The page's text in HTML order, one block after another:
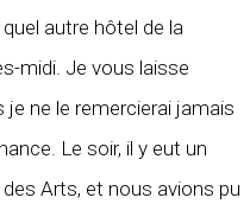
autre hôtel de la
midi. Je vous laisse
je ne le remercierai jamais
Le soir, il y eut un
Arts, et nous avions pu